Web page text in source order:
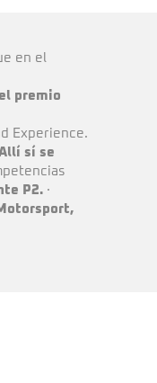
en el
premio
Experience.
sí se
P2. ·